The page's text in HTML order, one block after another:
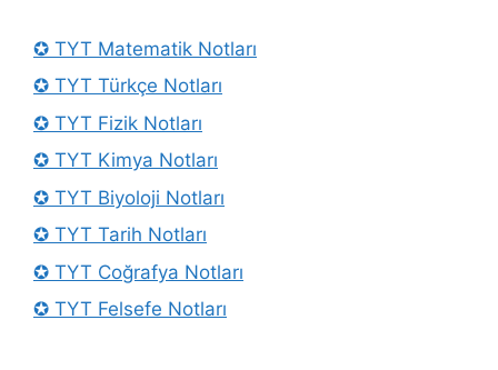
✪ TYT Matematik Notları
✪ TYT Türkçe Notları
✪ TYT Fizik Notları
✪ TYT Kimya Notları
✪ TYT Biyoloji Notları
✪ TYT Tarih Notları
✪ TYT Coğrafya Notları
✪ TYT Felsefe Notları